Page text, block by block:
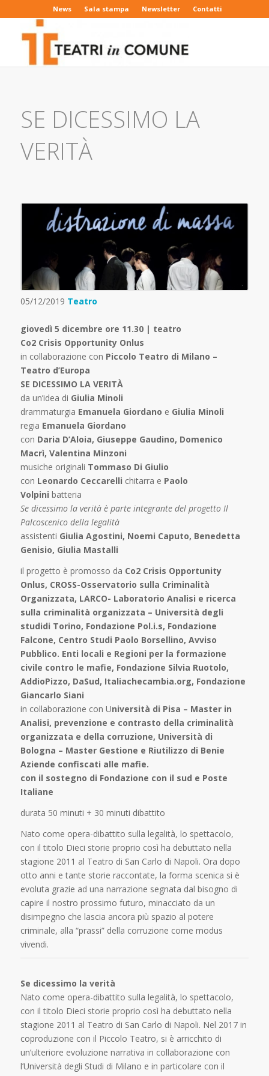
News Sala stampa Newsletter Contatti
SE DICESSIMO LA
VERITÀ
05/12/2019 Teatro
giovedì 5 dicembre ore 11.30 | teatro
Co2 Crisis Opportunity Onlus
in collaborazione con Piccolo Teatro di Milano –
Teatro d’Europa
SE DICESSIMO LA VERITÀ
da un’idea di Giulia Minoli
drammaturgia Emanuela Giordano e Giulia Minoli
regia Emanuela Giordano
con Daria D’Aloia, Giuseppe Gaudino, Domenico
Macrì, Valentina Minzoni
musiche originali Tommaso Di Giulio
con Leonardo Ceccarelli chitarra e Paolo
Volpini batteria
Se dicessimo la verità è parte integrante del progetto Il
Palcoscenico della legalità
assistenti Giulia Agostini, Noemi Caputo, Benedetta
Genisio, Giulia Mastalli
il progetto è promosso da Co2 Crisis Opportunity
Onlus, CROSS-Osservatorio sulla Criminalità
Organizzata, LARCO- Laboratorio Analisi e ricerca
sulla criminalità organizzata – Università degli
studidi Torino, Fondazione Pol.i.s, Fondazione
Falcone, Centro Studi Paolo Borsellino, Avviso
Pubblico. Enti locali e Regioni per la formazione
civile contro le mafie, Fondazione Silvia Ruotolo,
AddioPizzo, DaSud, Italiachecambia.org, Fondazione
Giancarlo Siani
in collaborazione con Università di Pisa – Master in
Analisi, prevenzione e contrasto della criminalità
organizzata e della corruzione, Università di
Bologna – Master Gestione e Riutilizzo di Benie
Aziende confiscati alle mafie.
con il sostegno di Fondazione con il sud e Poste
Italiane
durata 50 minuti + 30 minuti dibattito
Nato come opera-dibattito sulla legalità, lo spettacolo,
con il titolo Dieci storie proprio così ha debuttato nella
stagione 2011 al Teatro di San Carlo di Napoli. Ora dopo
otto anni e tante storie raccontate, la forma scenica si è
evoluta grazie ad una narrazione segnata dal bisogno di
capire il nostro prossimo futuro, minacciato da un
disimpegno che lascia ancora più spazio al potere
criminale, alla “prassi” della corruzione come modus
vivendi.
Se dicessimo la verità
Nato come opera-dibattito sulla legalità, lo spettacolo,
con il titolo Dieci storie proprio così ha debuttato nella
stagione 2011 al Teatro di San Carlo di Napoli. Nel 2017 in
coproduzione con il Piccolo Teatro, si è arricchito di
un’ulteriore evoluzione narrativa in collaborazione con
l’Università degli Studi di Milano e in particolare con il